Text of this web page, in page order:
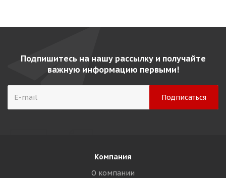
Подпишитесь на нашу рассылку и получайте
важную информацию первыми!
Компания
О компании